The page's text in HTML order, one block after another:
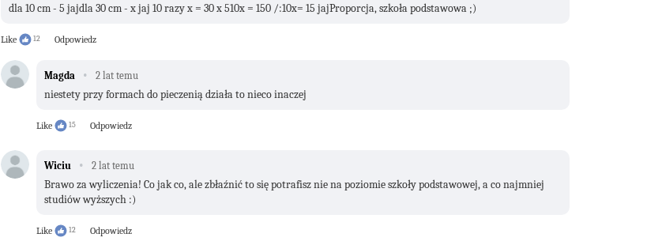
dla 10 cm - 5 jajdla 30 cm - x jaj 10 razy x = 30 x 510x = 150 /:10x= 15 jajProporcja, szkoła podstawowa ;)
Like 12 Odpowiedz
Magda · 2 lat temu
niestety przy formach do pieczenią działa to nieco inaczej
Like 15 Odpowiedz
Wiciu · 2 lat temu
Brawo za wyliczenia! Co jak co, ale zbłaźnić to się potrafisz nie na poziomie szkoły podstawowej, a co najmniej
studiów wyższych :)
Like 12 Odpowiedz